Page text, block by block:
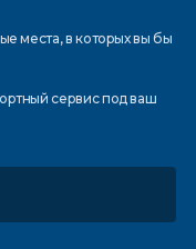
места, в которыхвы бы
сервис под ваш